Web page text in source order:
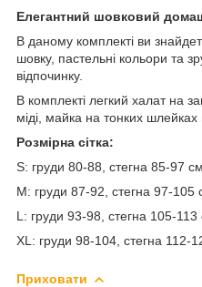
Елегантний шовковий
В даному комплекті ви
шовку, пастельні кольори та
відпочинку.
В комплекті легкий халат на
міді, майка на тонких шлейках
Розмірна сітка:
S: груди 80-88, стегна 85-97
М: груди 87-92, стегна 97-
L: груди 93-98, стегна 105-
XL: груди 98-104, стегна 112-
Приховати